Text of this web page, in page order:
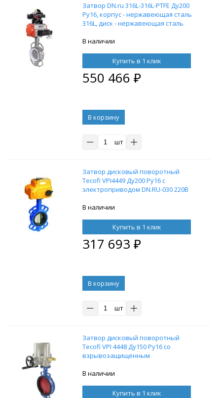
Затвор DN.ru 316L-316L-PTFE Ду200
Ру16, корпус - нержавеющая сталь
316L, диск - нержавеющая сталь
пневмоприводом DN.ru SA-210 с
пневмораспределителем 4M310-08
220V и БКВ APL-210N
В наличии
Купить в 1 клик
550 466 ₽
В корзину
шт
Затвор дисковый поворотный
Tecofi VPI4449 Ду200 Ру16 с
электроприводом DN.RU-030 220В
В наличии
Купить в 1 клик
317 693 ₽
В корзину
шт
Затвор дисковый поворотный
Tecofi VPI 4448 Ду150 Ру16 со
взрывозащищенным
ОФ.В-150/22(М), 24В
В наличии
Купить в 1 клик